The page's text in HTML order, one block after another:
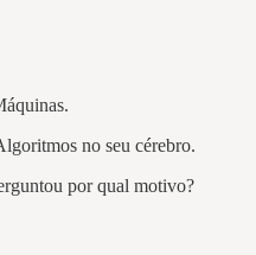
no seu cérebro.
por qual motivo?